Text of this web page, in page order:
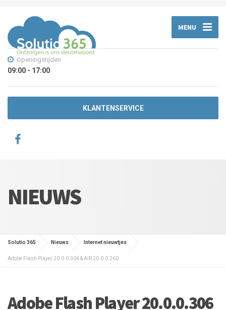
MENU
Openingstijden
09:00 - 17:00
KLANTENSERVICE
NIEUWS
Solutio 365 Nieuws Internet nieuwtjes
Adobe Flash Player 20.0.0.306 & AIR 20.0.0.260
Adobe Flash Player 20.0.0.306